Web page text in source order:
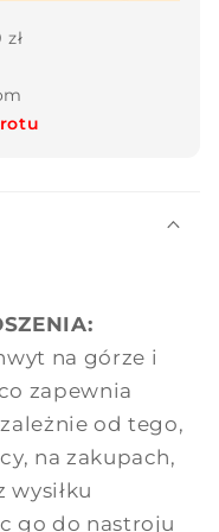
na górze i
zapewnia
od tego,
na zakupach,
wysiłku
go do nastroju